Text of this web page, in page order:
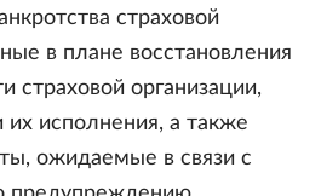
страховой
в плане восстановления
страховой организации,
их исполнения, а также
ожидаемые в связи с